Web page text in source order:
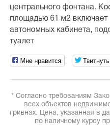
центрального фонтана.
площадью 61 м2 включает
автономных кабинета,
туалет
Мне нравится Твитнуть
* Согласно требованиям
всех объектов
гривнах. Цена, указанная в
по наличному курсу